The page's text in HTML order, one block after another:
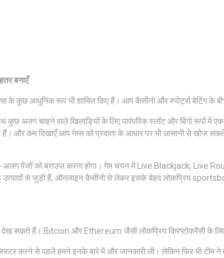
बनाएँ
आधुनिक रूप भी शामिल किए हैं। आप कैसीनो और स्पोर्ट्स बेटिंग के
कुछ अलग चाहने वाले खिलाड़ियों के लिए पारंपरिक स्लॉट और बिंगो
कम दिखाएँ आप गेम्स को प्रदाता के आधार पर भी आसानी से खोज
पेजों को ब्राउज़ करना होगा। गेम चयन में Live Blackjack, Live
उत्पादों से जुड़ी हैं, ऑनलाइन कैसीनो से लेकर इसके बेहद लोकप्रिय
सकते हैं। Bitcoin और Ethereum जैसी लोकप्रिय क्रिप्टोकरेंसी के
करने से पहले हमने इनके बारे में और जानकारी ली। लेकिन फिर भी टीम